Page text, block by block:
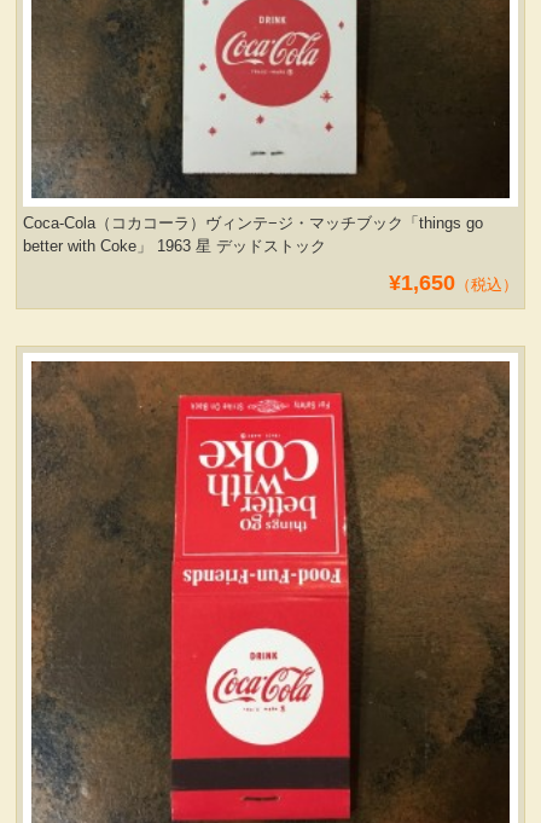
Coca-Cola（コカコーラ）ヴィンテ−ジ・マッチブック「things go
better with Coke」 1963 星 デッドストック
¥1,650（税込）